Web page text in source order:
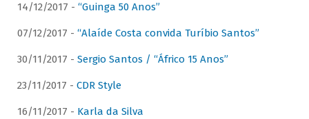
14/12/2017 - “Guinga 50 Anos”
07/12/2017 - “Alaíde Costa convida Turíbio Santos”
30/11/2017 - Sergio Santos / “Áfrico 15 Anos”
23/11/2017 - CDR Style
16/11/2017 - Karla da Silva